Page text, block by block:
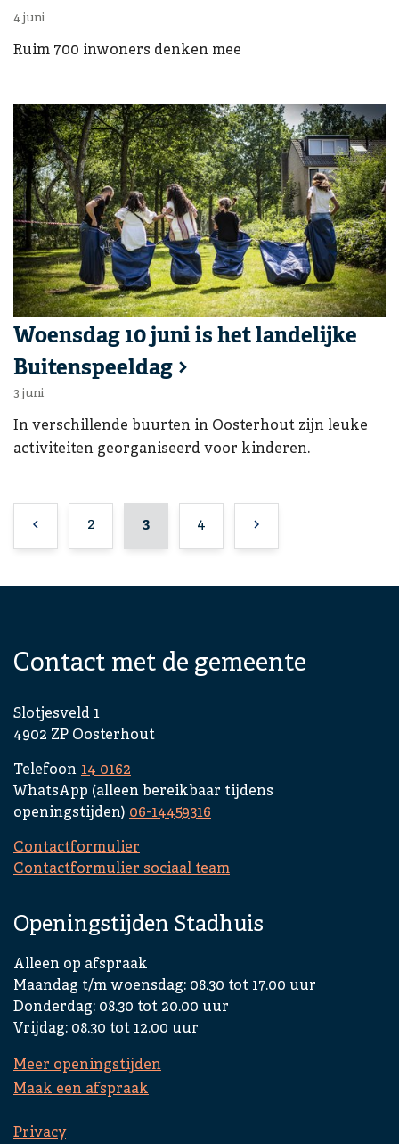
4 juni
Ruim 700 inwoners denken mee
Ga naar:
Woensdag 10 juni is het landelijke
Buitenspeeldag
3 juni
In verschillende buurten in Oosterhout zijn leuke
activiteiten georganiseerd voor kinderen.
vorige Actieve pagina
2 Actieve pagina
3 Actieve pagina
4 volgende
Contact met de gemeente
Slotjesveld 1
4902 ZP Oosterhout
Telefoon 14 0162
WhatsApp (alleen bereikbaar tijdens
openingstijden) 06-14459316
Contactformulier
Contactformulier sociaal team
Openingstijden Stadhuis
Alleen op afspraak
Maandag t/m woensdag: 08.30 tot 17.00 uur
Donderdag: 08.30 tot 20.00 uur
Vrijdag: 08.30 tot 12.00 uur
Meer openingstijden
Maak een afspraak
Privacy